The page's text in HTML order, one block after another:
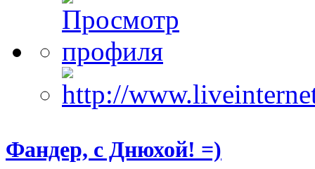
Фандер, с Днюхой! =)